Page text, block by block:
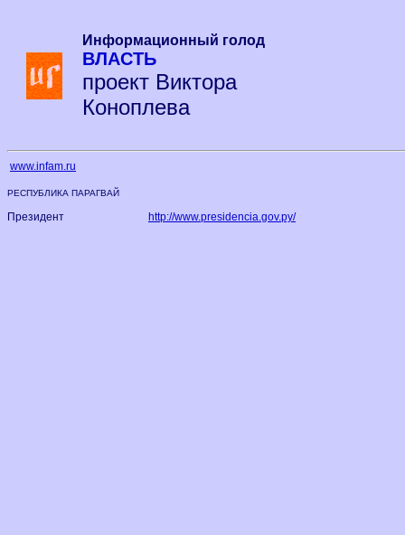
Информационный голод
ВЛАСТЬ
проект Виктора
Коноплева
www.infam.ru
РЕСПУБЛИКА ПАРАГВАЙ
Президент http://www.presidencia.gov.py/